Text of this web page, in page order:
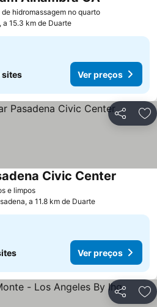
hidromassagem no quartoVer preços
Ver preços
a 15.3 km de Duarte
sites Ver preços
Partilhar
e limposVer preços
Civic Center
a 11.8 km de Duarte
Ver preços
Partilhar